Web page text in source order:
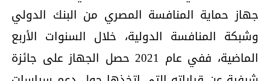
جهاز حماية المنافسة المصري من البنك الدولي
وشبكة المنافسة الدولية، خلال السنوات الأربع
الماضية، ففي عام 2021 حصل الجهاز على جائزة